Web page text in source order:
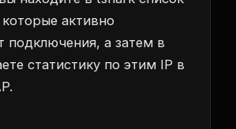
активно
подключения, а затем в
статистику по этим IP в